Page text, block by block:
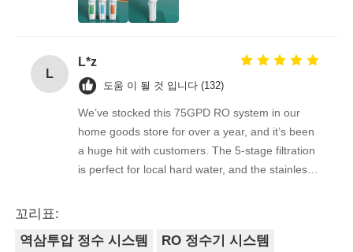
overwhelmingly positive. The supplier is great to
work with — orders arrive on time, packaging is
consistent. As a repeat buyer, we couldn’t be
happier with both the product and the service.
L
L*z
도움 이 될 것 입니다 (132)
We’ve stocked this 75GPD RO system in our
home goods store for over a year, and it’s been
a huge hit with customers. The 5-stage filtration
is perfect for local hard water, and the stainless
complaints from customers, and very few
꼬리표:
역삼투압 정수 시스템
RO 정수기 시스템